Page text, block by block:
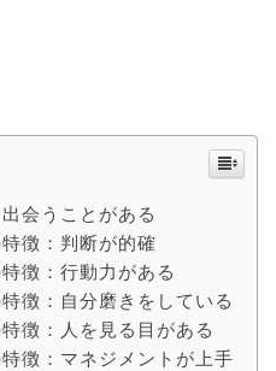
会うことがある
徴：判断が的確
徴：行動力がある
徴：自分磨きをしている
徴：人を見る目がある
徴：マネジメントが上手